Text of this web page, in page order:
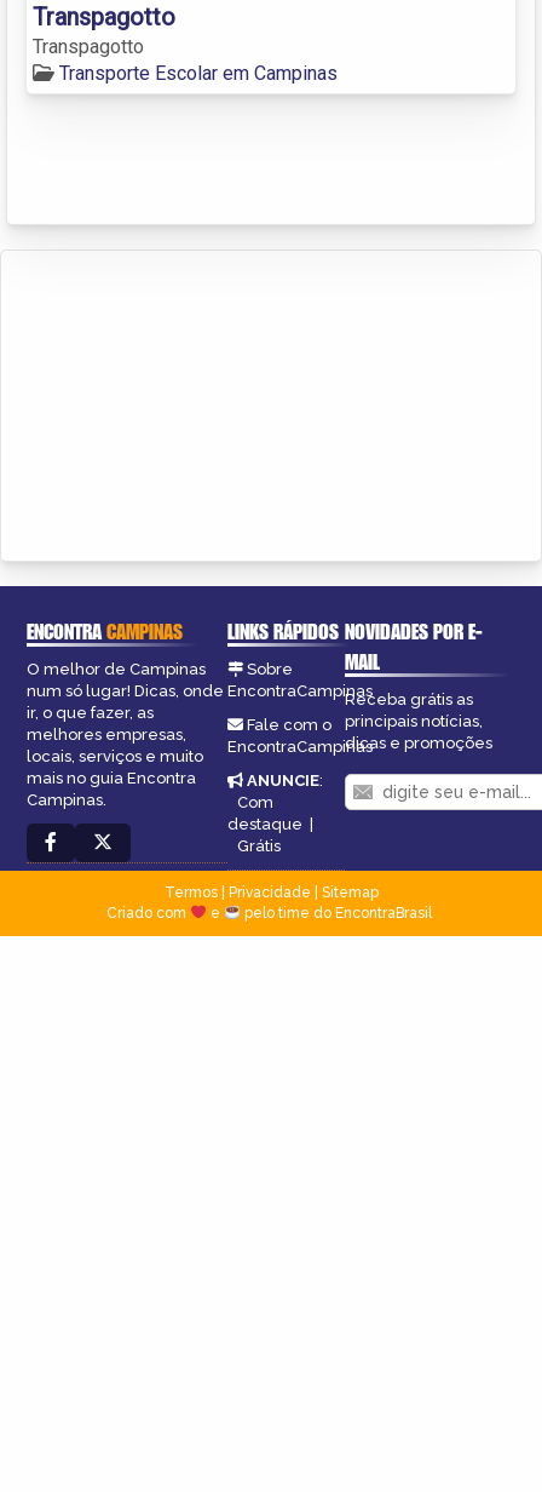
Transpagotto
Transpagotto
Transporte Escolar em Campinas
ENCONTRACAMPINAS
O melhor de Campinas
num só lugar! Dicas, onde
ir, o que fazer, as
melhores empresas,
locais, serviços e muito
mais no guia Encontra
Campinas.
LINKS RÁPIDOS
Sobre
EncontraCampinas
Fale com o
EncontraCampinas
ANUNCIE:
Com
destaque |
Grátis
NOVIDADES POR E-
MAIL
Receba grátis as
principais notícias,
dicas e promoções
Termos| Privacidade
Sitemap
Criado com
e pelo time do EncontraBrasil